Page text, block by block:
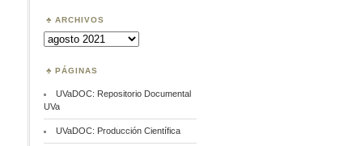
ARCHIVOS
Archivos
PÁGINAS
UVaDOC: Repositorio Documental
UVa
UVaDOC: Producción Científica